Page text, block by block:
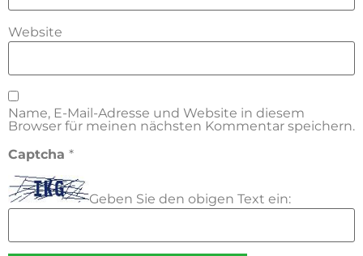
Website
Name, E-Mail-Adresse und Website in diesem
Browser für meinen nächsten Kommentar speichern.
Captcha *
Geben Sie den obigen Text ein: